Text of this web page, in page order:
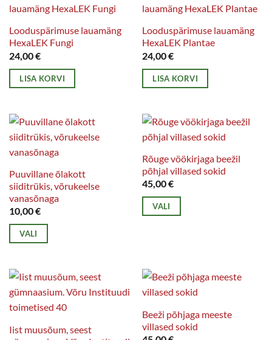
saab
teha
tootelehel.
Looduspärimuse lauamäng
HexaLEK Fungi
24,00€
LISA KORVI
Looduspärimuse lauamäng
HexaLEK Plantae
24,00€
LISA KORVI
Puuvillane õlakott
siiditrükis, võrukeelse
vanasõnaga
10,00€
VALI
on
mitu
varianti.
Valikuid
Rõuge vöökirjaga beežil
põhjal villased sokid
45,00€
VALI
mitu
varianti.
Valikuid
saab
teha
Iist muusõum, seest
Beeži põhjaga meeste
villased sokid